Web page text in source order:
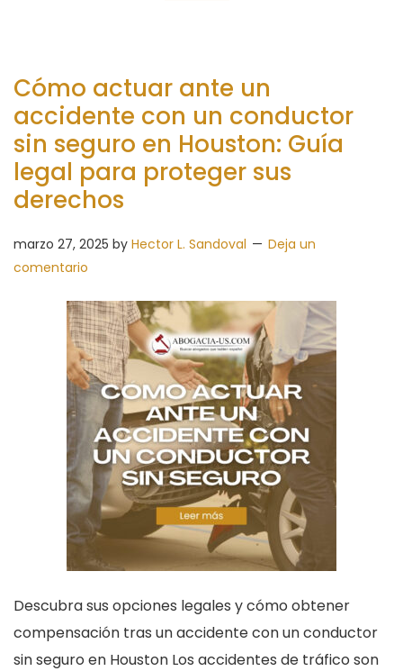
Cómo actuar ante un
accidente con un conductor
sin seguro en Houston: Guía
legal para proteger sus
derechos
marzo 27, 2025 by Hector L. Sandoval
Deja un
comentario
Descubra sus opciones legales y cómo obtener
compensación tras un accidente con un conductor
sin seguro en Houston Los accidentes de tráfico son